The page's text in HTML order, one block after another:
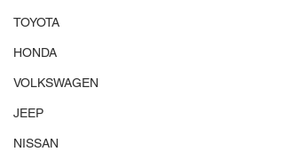
TOYOTA
HONDA
VOLKSWAGEN
JEEP
NISSAN